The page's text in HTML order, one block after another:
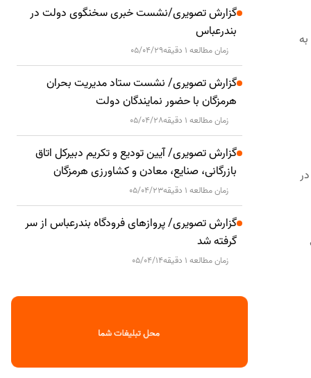
گزارش تصویری/نشست خبری سخنگوی دولت در
بندرعباس
زمان مطالعه 1 دقیقه 05/04/29
گزارش تصویری/ نشست ستاد مدیریت بحران
هرمزگان با حضور نمایندگان دولت
زمان مطالعه 1 دقیقه 05/04/28
گزارش تصویری/ آیین تودیع و تکریم دبیرکل اتاق
بازرگانی، صنایع، معادن و کشاورزی هرمزگان
زمان مطالعه 1 دقیقه 05/04/23
گزارش تصویری/ پروازهای فرودگاه بندرعباس از سر
گرفته شد
زمان مطالعه 1 دقیقه 05/04/14